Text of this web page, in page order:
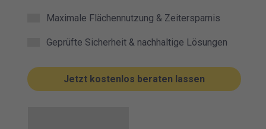
Maximale Flächennutzung & Zeitersparnis
Geprüfte Sicherheit & nachhaltige Lösungen
Jetzt kostenlos beraten lassen